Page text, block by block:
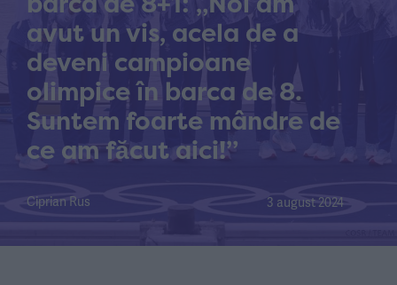
avut un vis, acela de a
deveni campioane
olimpice în barca de 8.
Suntem foarte mândre de
ce am făcut aici!”
Ciprian Rus 3 august 2024